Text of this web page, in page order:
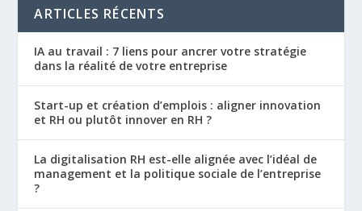
ARTICLES RÉCENTS
IA au travail : 7 liens pour ancrer votre stratégie
dans la réalité de votre entreprise
Start-up et création d’emplois : aligner innovation
et RH ou plutôt innover en RH ?
La digitalisation RH est-elle alignée avec l’idéal de
management et la politique sociale de l’entreprise
?